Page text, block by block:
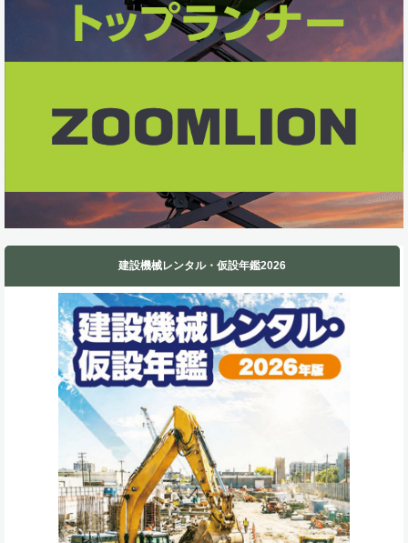
k n
建設機械レンタル・仮設年鑑2026